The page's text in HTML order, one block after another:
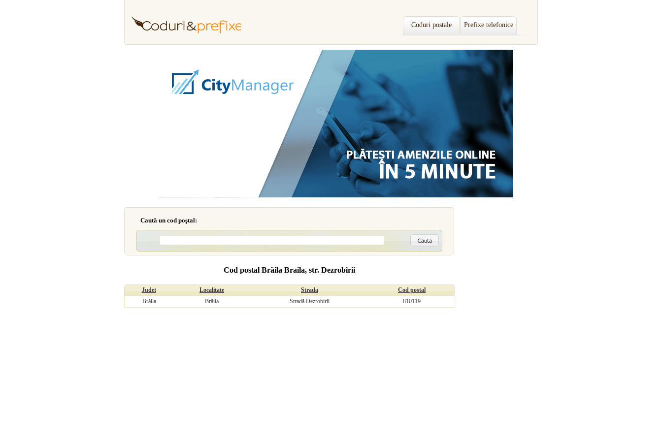
Coduri postale Prefixe telefonice
Caută un cod poştal:
Cod postal Brăila Braila, str. Dezrobirii
Judet Localitate Strada
Cod postal
Brăila
Brăila Stradă Dezrobirii 810119